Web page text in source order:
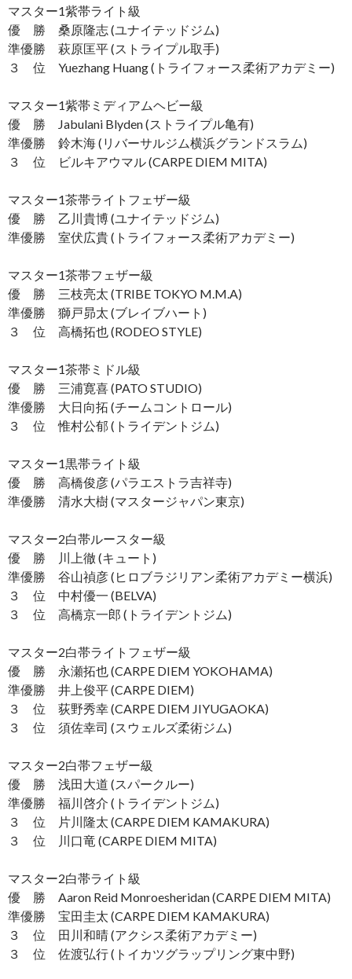
マスター1紫帯ライト級
優 勝 桑原隆志 (ユナイテッドジム)
準優勝 萩原匡平 (ストライプル取手)
３ 位 Yuezhang Huang (トライフォース柔術アカデミー)
マスター1紫帯ミディアムヘビー級
優 勝 Jabulani Blyden (ストライプル亀有)
準優勝 鈴木海 (リバーサルジム横浜グランドスラム)
３ 位 ビルキアウマル (CARPE DIEM MITA)
マスター1茶帯ライトフェザー級
優 勝 乙川貴博 (ユナイテッドジム)
準優勝 室伏広貴 (トライフォース柔術アカデミー)
マスター1茶帯フェザー級
優 勝 三枝亮太 (TRIBE TOKYO M.M.A)
準優勝 獅戸昴太 (ブレイブハート)
３ 位 高橋拓也 (RODEO STYLE)
マスター1茶帯ミドル級
優 勝 三浦寛喜 (PATO STUDIO)
準優勝 大日向拓 (チームコントロール)
３ 位 惟村公郁 (トライデントジム)
マスター1黒帯ライト級
優 勝 高橋俊彦 (パラエストラ吉祥寺)
準優勝 清水大樹 (マスタージャパン東京)
マスター2白帯ルースター級
優 勝 川上徹 (キュート)
準優勝 谷山禎彦 (ヒロブラジリアン柔術アカデミー横浜)
３ 位 中村優一 (BELVA)
３ 位 高橋京一郎 (トライデントジム)
マスター2白帯ライトフェザー級
優 勝 永瀬拓也 (CARPE DIEM YOKOHAMA)
準優勝 井上俊平 (CARPE DIEM)
３ 位 荻野秀幸 (CARPE DIEM JIYUGAOKA)
３ 位 須佐幸司 (スウェルズ柔術ジム)
マスター2白帯フェザー級
優 勝 浅田大道 (スパークルー)
準優勝 福川啓介 (トライデントジム)
３ 位 片川隆太 (CARPE DIEM KAMAKURA)
３ 位 川口竜 (CARPE DIEM MITA)
マスター2白帯ライト級
優 勝 Aaron Reid Monroesheridan (CARPE DIEM MITA)
準優勝 宝田圭太 (CARPE DIEM KAMAKURA)
３ 位 田川和晴 (アクシス柔術アカデミー)
３ 位 佐渡弘行 (トイカツグラップリング東中野)